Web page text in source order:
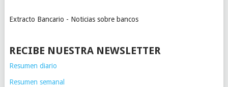
Extracto Bancario - Noticias sobre bancos
RECIBE NUESTRA NEWSLETTER
Resumen diario
Resumen semanal